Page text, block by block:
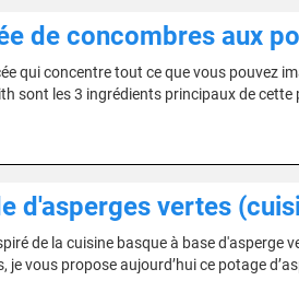
de concombres aux
qui concentre tout ce que vous pouvez
sont les 3 ingrédients principaux de
d'asperges vertes
de la cuisine basque à base d'asperge
je vous propose aujourd’hui ce potage